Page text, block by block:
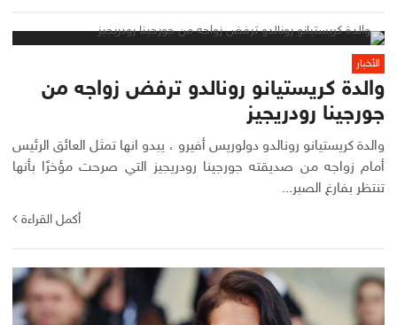
الأخبار
والدة كريستيانو رونالدو ترفض زواجه من
جورجينا رودريجيز
والدة كريستيانو رونالدو دولوريس أفيرو ، يبدو انها تمثل العائق الرئيس
أمام زواجه من صديقته جورجينا رودريجيز التي صرحت مؤخرًا بأنها
تنتظر بفارغ الصبر...
أكمل القراءة